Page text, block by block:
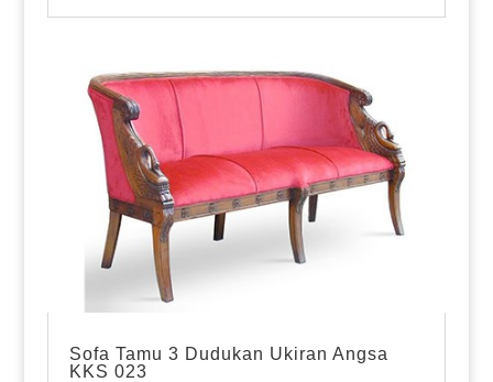
Sofa Tamu 3 Dudukan Ukiran Angsa
KKS 023